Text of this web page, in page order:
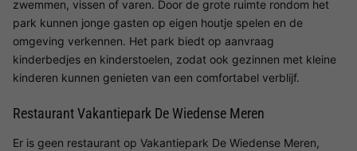
zwemmen, vissen of varen. Door de grote ruimte rondom het
park kunnen jonge gasten op eigen houtje spelen en de
omgeving verkennen. Het park biedt op aanvraag
kinderbedjes en kinderstoelen, zodat ook gezinnen met kleine
kinderen kunnen genieten van een comfortabel verblijf.
Restaurant Vakantiepark De Wiedense Meren
Er is geen restaurant op Vakantiepark De Wiedense Meren,